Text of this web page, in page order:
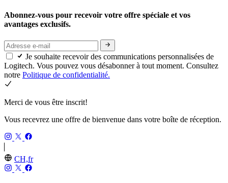
Abonnez-vous pour recevoir votre offre spéciale et vos
avantages exclusifs.
Je souhaite recevoir des communications personnalisées de
Logitech. Vous pouvez vous désabonner à tout moment. Consultez
notre Politique de confidentialité.
Merci de vous être inscrit!
Vous recevrez une offre de bienvenue dans votre boîte de réception.
CH,fr